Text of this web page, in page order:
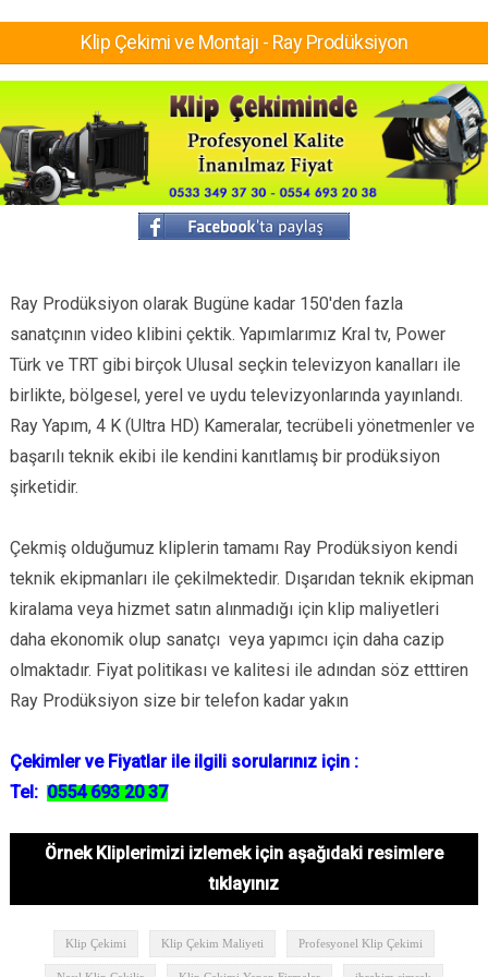
Klip Çekimi ve Montajı - Ray Prodüksiyon
Ray Prodüksiyon olarak Bugüne kadar 150′den fazla
sanatçının video klibini çektik. Yapımlarımız Kral tv, Power
Türk ve TRT gibi birçok Ulusal seçkin televizyon kanalları ile
birlikte, bölgesel, yerel ve uydu televizyonlarında yayınlandı.
Ray Yapım, 4 K (Ultra HD) Kameralar, tecrübeli yönetmenler ve
başarılı teknik ekibi ile kendini kanıtlamış bir prodüksiyon
şirketidir.
Çekmiş olduğumuz kliplerin tamamı Ray Prodüksiyon kendi
teknik ekipmanları ile çekilmektedir. Dışarıdan teknik ekipman
kiralama veya hizmet satın alınmadığı için klip maliyetleri
daha ekonomik olup sanatçı veya yapımcı için daha cazip
olmaktadır. Fiyat politikası ve kalitesi ile adından söz etttiren
Ray Prodüksiyon size bir telefon kadar yakın
Çekimler ve Fiyatlar ile ilgili sorularınız için :
Tel: 0554 693 20 37
Örnek Kliplerimizi izlemek için aşağıdaki resimlere
tıklayınız
Klip Çekimi Klip Çekim Maliyeti Profesyonel Klip Çekimi